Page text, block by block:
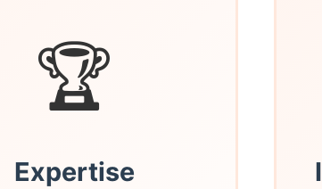
🏆
Expertise